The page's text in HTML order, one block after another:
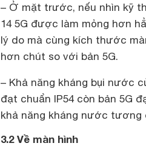
– Ở mặt trước, nếu nhìn kỹ
14 5G được làm mỏng hơn
lý do mà cùng kích thước
hơn chút so với bản 5G.
– Khả năng kháng bụi nước
đạt chuẩn IP54 còn bản 5G
khả năng kháng nước tương
3.2 Về màn hình